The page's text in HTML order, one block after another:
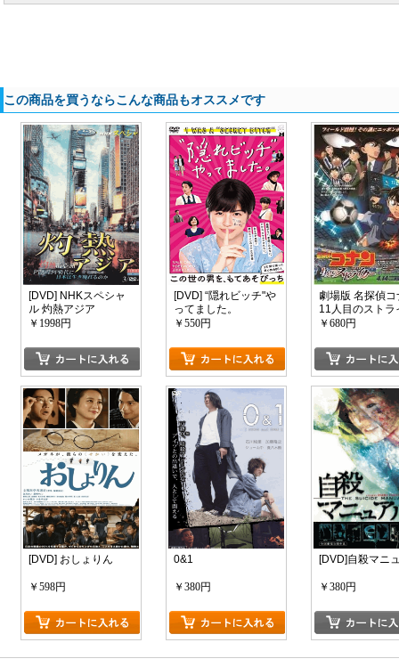
この商品を買うならこんな商品もオススメです
[DVD] NHKスペシャ
ル 灼熱アジア
￥1998円
[DVD] “隠れビッチ"や
ってました。
￥550円
劇場版 名探偵
11人目のストラ
ー「邦画アニメ
￥680円
[DVD] おしょりん
￥598円
0&1
￥380円
[DVD]自殺マニ
￥380円